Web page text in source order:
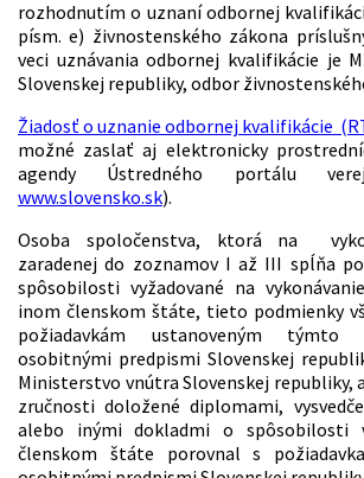
rozhodnutím o uznaní odbornej
písm. e) živnostenského zákona
veci uznávania odbornej kvalifikácie je
Slovenskej republiky, odbor
Žiadosť o uznanie odbornej kvalifikácie
možné zaslať aj elektronicky
agendy Ústredného portálu
www.slovensko.sk).
Osoba spoločenstva, ktorá na
zaradenej do zoznamov I až III spĺňa
spôsobilosti vyžadované na
inom členskom štáte, tieto podmienky
požiadavkám ustanoveným týmto
osobitnými predpismi Slovenskej
Ministerstvo vnútra Slovenskej republiky,
zručnosti doložené diplomami,
alebo inými dokladmi o spôsobilosti
členskom štáte porovnal s